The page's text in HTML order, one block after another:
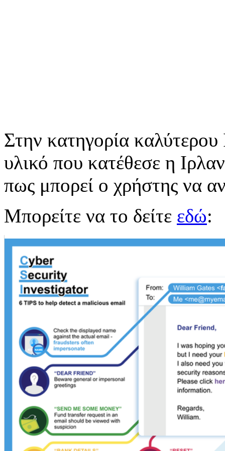
Στην κατηγορία
υλικό που κατέθεσε η
πως μπορεί ο χρήστης να
Μπορείτε να το δείτε εδώ: